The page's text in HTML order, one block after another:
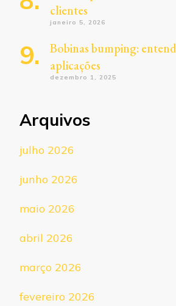
clientes
janeiro 5, 2026
Bobinas bumping:
aplicações
dezembro 1, 2025
Arquivos
julho 2026
junho 2026
maio 2026
abril 2026
março 2026
fevereiro 2026